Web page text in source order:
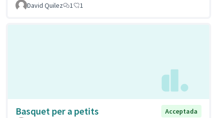
David Quilez 1 1
Basquet per a petits
Acceptada